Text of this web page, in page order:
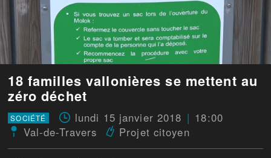
18 familles vallonières se mettent au
zéro déchet
SOCIÉTÉ lundi 15 janvier 2018
18:00
Val-de-Travers
Projet citoyen